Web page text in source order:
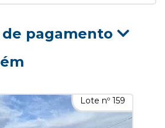
de pagamento
Lote nº 159